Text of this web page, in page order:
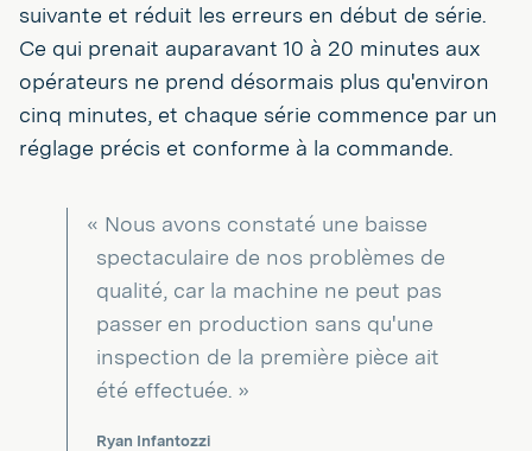
suivante et réduit les erreurs en début de série.
Ce qui prenait auparavant 10 à 20 minutes aux
opérateurs ne prend désormais plus qu'environ
cinq minutes, et chaque série commence par un
réglage précis et conforme à la commande.
« Nous avons constaté une baisse
spectaculaire de nos problèmes de
qualité, car la machine ne peut pas
passer en production sans qu'une
inspection de la première pièce ait
été effectuée. »
Ryan Infantozzi